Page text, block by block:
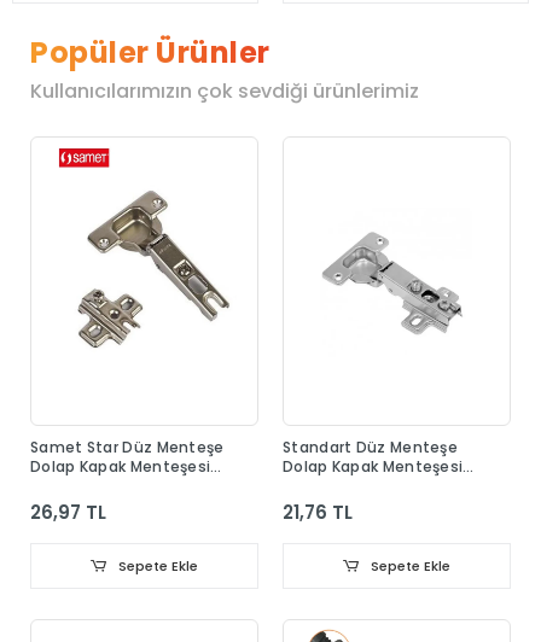
Popüler Ürünler
Kullanıcılarımızın çok sevdiği ürünlerimiz
Samet Star Düz Menteşe
Dolap Kapak Menteşesi
26,97 TL
Sepete Ekle
Standart Düz Menteşe
Dolap Kapak Menteşesi
21,76 TL
Sepete Ekle